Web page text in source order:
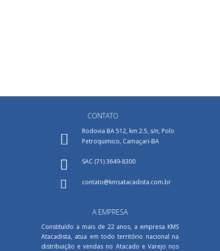
CONTATO
Rodovia BA 512, km 2.5, s/n, Polo
Petroquimico, Camaçari-BA
SAC (71) 3649-8300
contato@kmsatacadista.com.br
A EMPRESA
Constituído a mais de 22 anos, a empresa KMS
Atacadista, atua em todo território nacional na
distribuição e vendas no Atacado e Varejo nos